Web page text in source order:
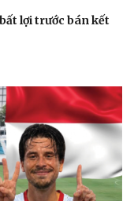
lợi trước bán kết